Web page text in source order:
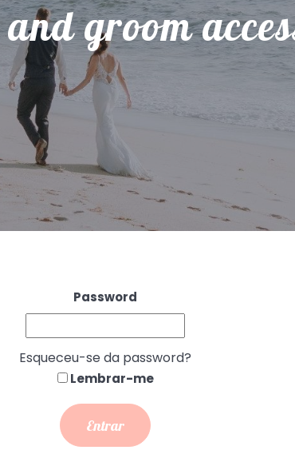
groom
Password
Esqueceu-se da password?
Lembrar-me